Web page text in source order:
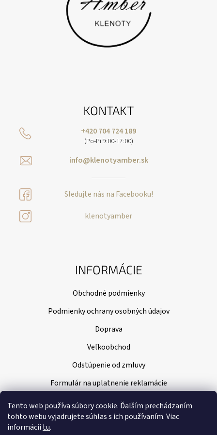
Tento web používa súbory cookie. Ďalším prechádzaním
tohto webu vyjadrujete súhlas s ich používaním. Viac
informáciítu.
KONTAKT
+420 704 724 189
(Po-Pi 9:00-17:00)
info@klenotyamber.sk
Sledujte nás na Facebooku!
klenotyamber
INFORMÁCIE
Obchodné podmienky
Podmienky ochrany osobných údajov
Doprava
Veľkoobchod
Odstúpenie od zmluvy
Formulár na uplatnenie reklamácie